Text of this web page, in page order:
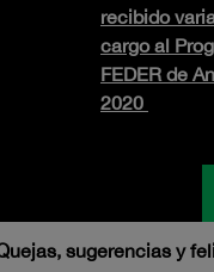
recibido
cargo al
FEDER de
2020
sugerencias y